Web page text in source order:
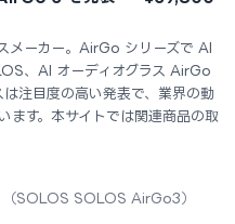
メーカー。AirGo シリーズで AI
、AI オーディオグラス AirGo
注目度の高い発表で、業界の動
ます。本サイトでは関連商品の取
（SOLOS SOLOS AirGo3）